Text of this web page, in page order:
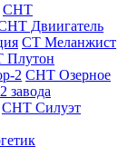
СНТ
Двиигатель
СТ Меланжист
Плутон
2 СНТ Озерное
завода
СНТ Силуэт